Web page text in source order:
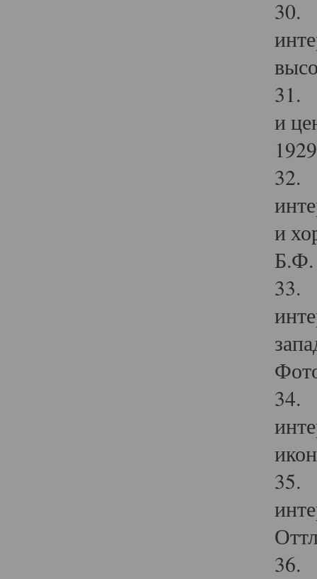
30.
31.
и
32.
и
Б.Ф.
33.
34.
35.
36.